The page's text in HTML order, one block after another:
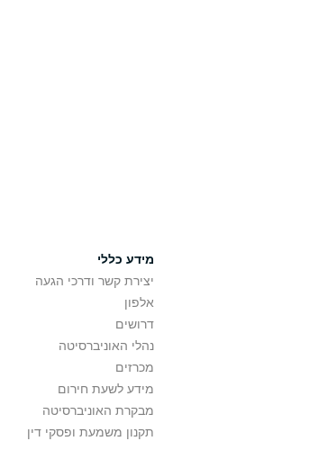
מידע כללי
יצירת קשר ודרכי הגעה
אלפון
דרושים
נהלי האוניברסיטה
מכרזים
מידע לשעת חירום
מבקרת האוניברסיטה
תקנון משמעת ופסקי דין